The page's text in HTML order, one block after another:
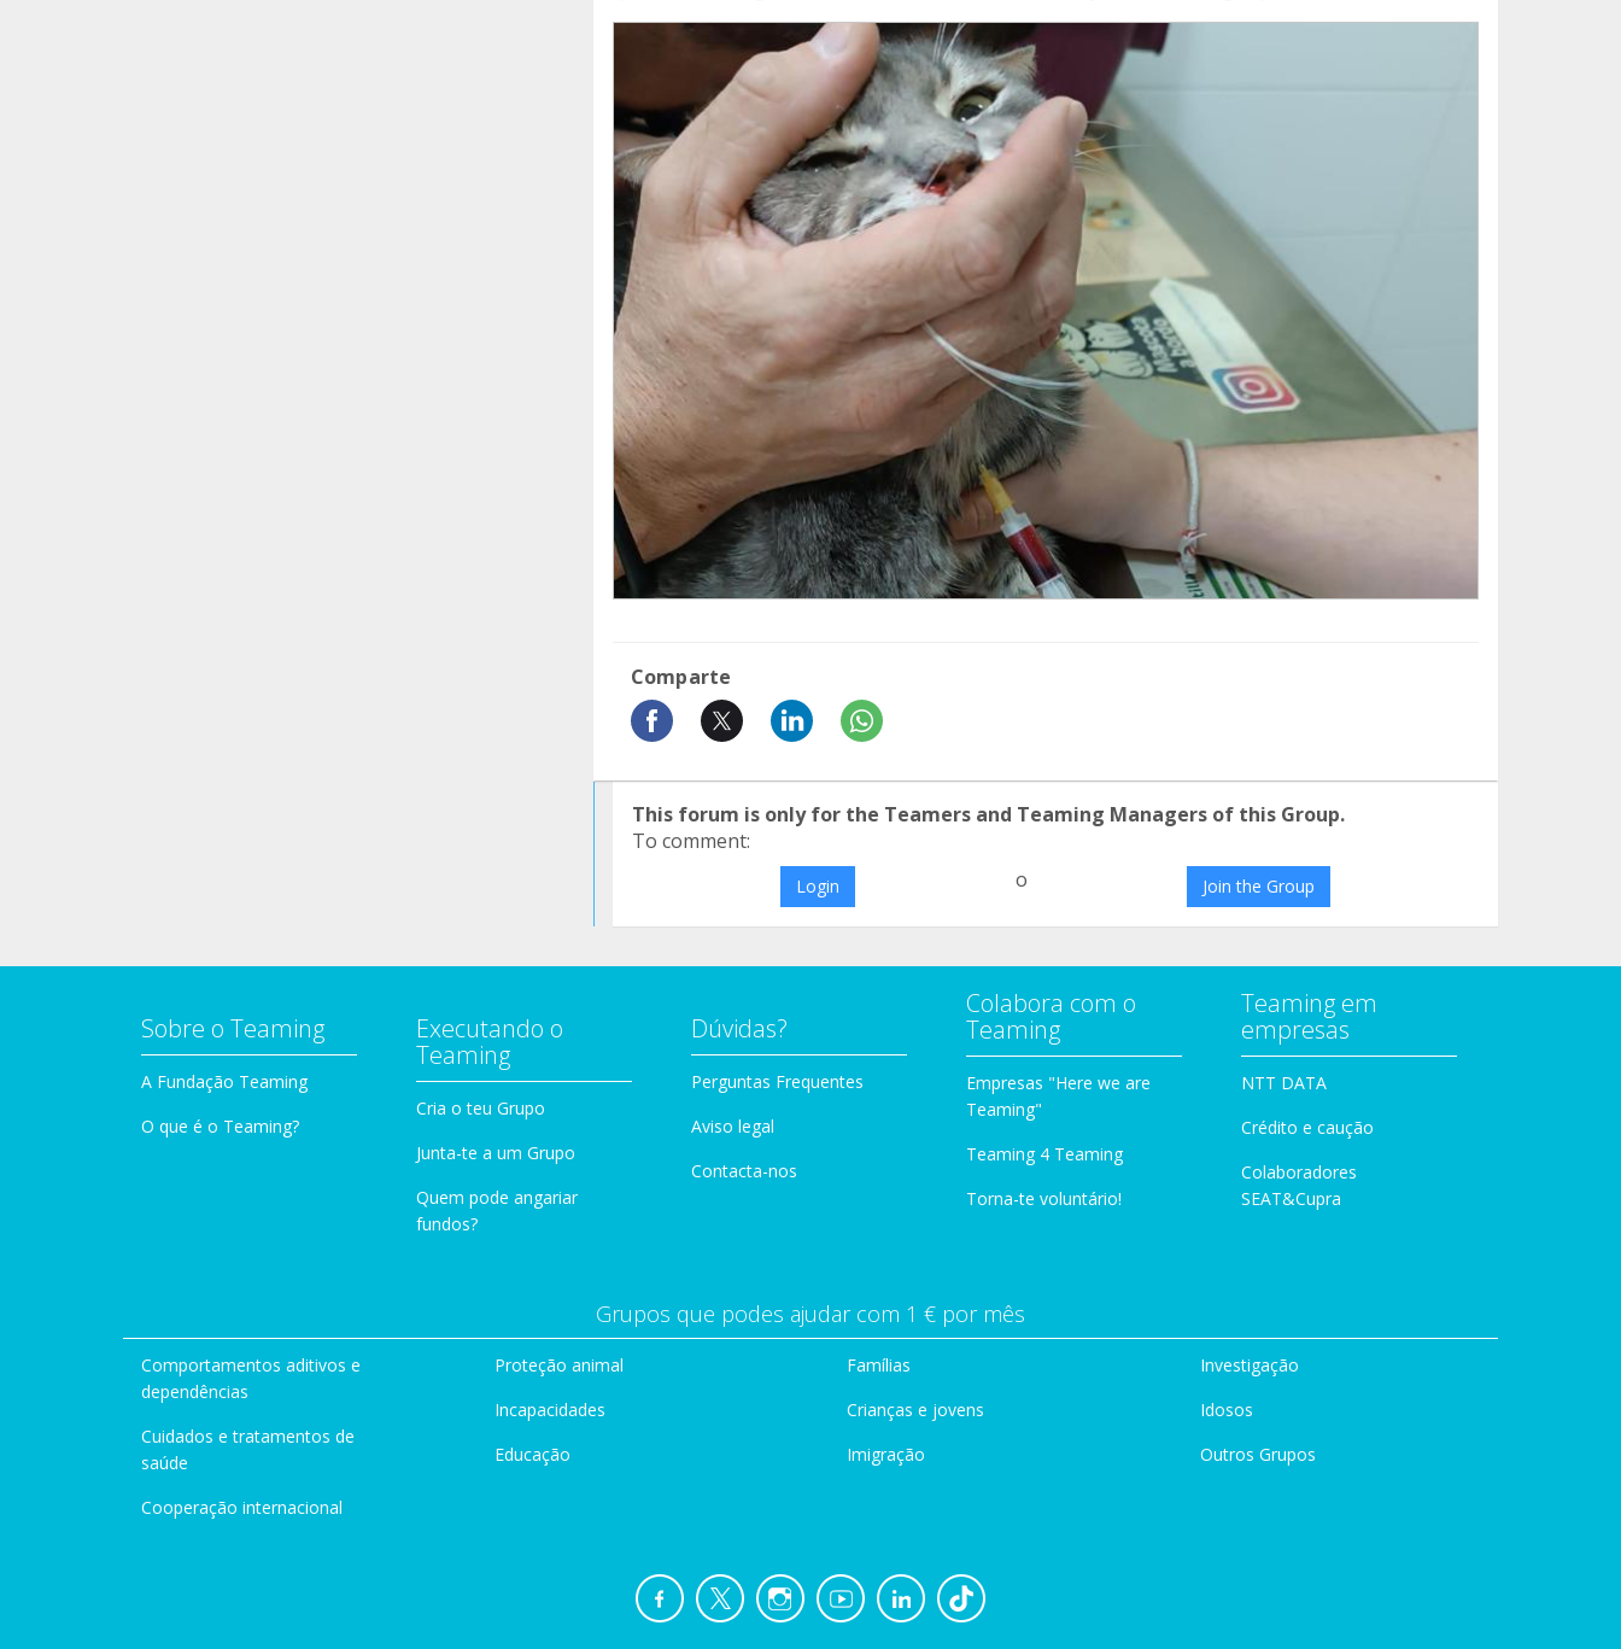
Comparte
This forum is only for the Teamers and Teaming Managers of this Group.
To comment:
Login o Join the Group
Sobre o Teaming
A Fundação Teaming
O que é o Teaming?
Executando o
Teaming
Cria o teu Grupo
Junta-te a um Grupo
Quem pode angariar
fundos?
Dúvidas?
Perguntas Frequentes
Aviso legal
Contacta-nos
Colabora com o
Teaming
Empresas "Here we are
Teaming"
Teaming 4 Teaming
Torna-te voluntário!
Teaming em
empresas
NTT DATA
Crédito e caução
Colaboradores
SEAT&Cupra
Grupos que podes ajudar com 1 € por mês
Comportamentos aditivos e
dependências
Cuidados e tratamentos de
saúde
Cooperação internacional
Proteção animal
Incapacidades
Educação
Famílias
Crianças e jovens
Imigração
Investigação
Idosos
Outros Grupos